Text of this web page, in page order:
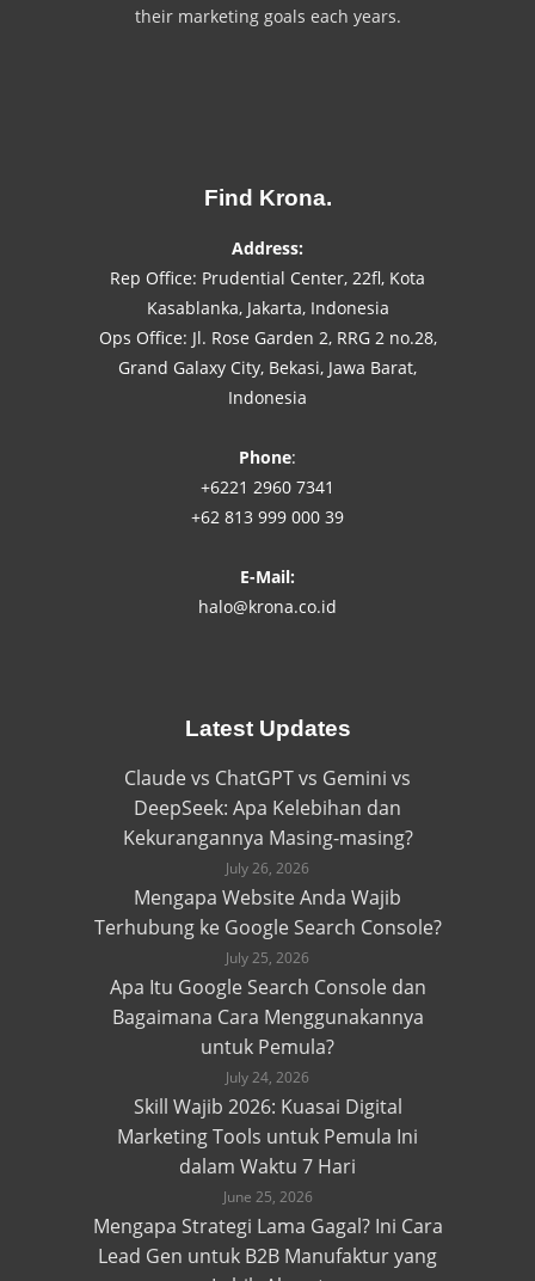
their marketing goals each years.
Find Krona.
Address:
Rep Office: Prudential Center, 22fl, Kota
Kasablanka, Jakarta, Indonesia
Ops Office: Jl. Rose Garden 2, RRG 2 no.28,
Grand Galaxy City, Bekasi, Jawa Barat,
Indonesia
Phone:
+6221 2960 7341
+62 813 999 000 39
E-Mail:
halo@krona.co.id
Latest Updates
Claude vs ChatGPT vs Gemini vs
DeepSeek: Apa Kelebihan dan
Kekurangannya Masing-masing?
July 26, 2026
Mengapa Website Anda Wajib
Terhubung ke Google Search Console?
July 25, 2026
Apa Itu Google Search Console dan
Bagaimana Cara Menggunakannya
untuk Pemula?
July 24, 2026
Skill Wajib 2026: Kuasai Digital
Marketing Tools untuk Pemula Ini
dalam Waktu 7 Hari
June 25, 2026
Mengapa Strategi Lama Gagal? Ini Cara
Lead Gen untuk B2B Manufaktur yang